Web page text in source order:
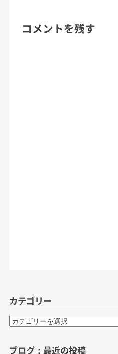
コメントを残す
カテゴリー
カ
ブログ：最近の投稿